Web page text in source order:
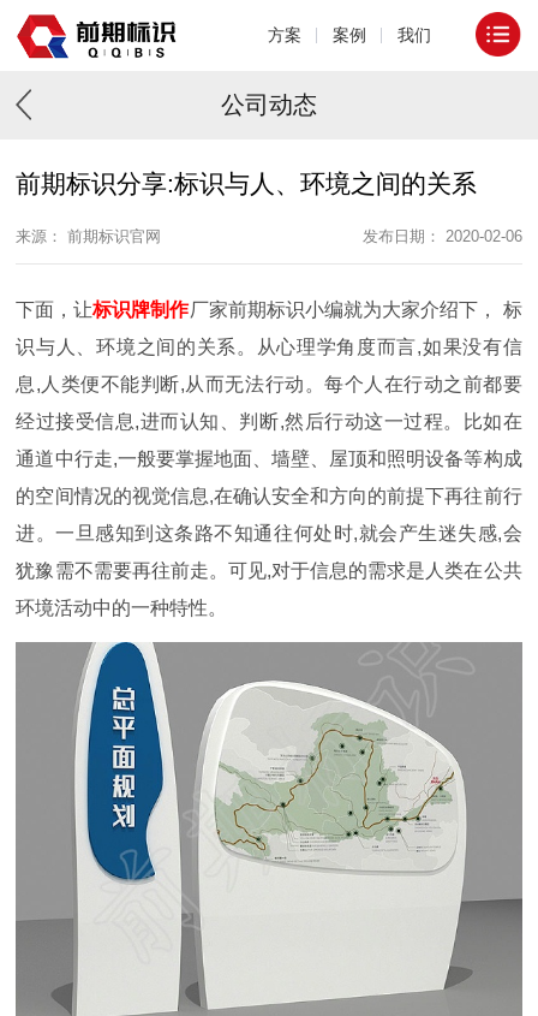
方案 案例 我们
公司动态
前期标识分享:标识与人、环境之间的关系
来源： 前期标识官网 发布日期： 2020-02-06
下面，让标识牌制作厂家前期标识小编就为大家介绍下，
标
识与人、环境之间的关系 。
从心理学角度而言,如果没有信
息,人类便不能判断,从而无法行动。每个人在行动之前都要
经过接受信息,进而认知、判断,然后行动这一过程。比如在
通道中行走,一般要掌握地面、墙壁、屋顶和照明设备等构成
的空间情况的视觉信息,在确认安全和方向的前提下再往前行
进。一旦感知到这条路不知通往何处时,就会产生迷失感,会
犹豫需不需要再往前走。可见,对于信息的需求是人类在公共
环境活动中的一种特性。